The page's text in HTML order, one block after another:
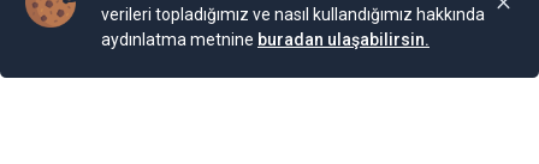
verileri topladığımız ve nasıl kullandığımız hakkında
aydınlatma metnine buradan ulaşabilirsin.